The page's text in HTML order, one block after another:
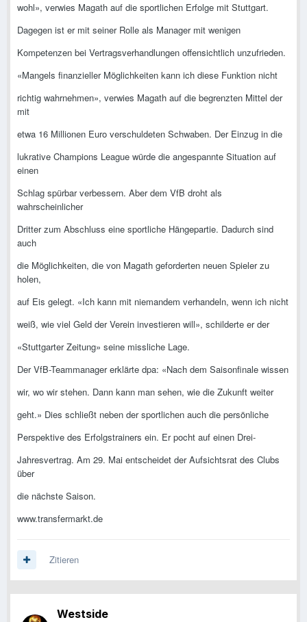
wohl», verwies Magath auf die sportlichen Erfolge mit Stuttgart.
Dagegen ist er mit seiner Rolle als Manager mit wenigen
Kompetenzen bei Vertragsverhandlungen offensichtlich unzufrieden.
«Mangels finanzieller Möglichkeiten kann ich diese Funktion nicht
richtig wahrnehmen», verwies Magath auf die begrenzten Mittel der
mit
etwa 16 Millionen Euro verschuldeten Schwaben. Der Einzug in die
lukrative Champions League würde die angespannte Situation auf
einen
Schlag spürbar verbessern. Aber dem VfB droht als
wahrscheinlicher
Dritter zum Abschluss eine sportliche Hängepartie. Dadurch sind
auch
die Möglichkeiten, die von Magath geforderten neuen Spieler zu
holen,
auf Eis gelegt. «Ich kann mit niemandem verhandeln, wenn ich nicht
weiß, wie viel Geld der Verein investieren will», schilderte er der
«Stuttgarter Zeitung» seine missliche Lage.
Der VfB-Teammanager erklärte dpa: «Nach dem Saisonfinale wissen
wir, wo wir stehen. Dann kann man sehen, wie die Zukunft weiter
geht.» Dies schließt neben der sportlichen auch die persönliche
Perspektive des Erfolgstrainers ein. Er pocht auf einen Drei-
Jahresvertrag. Am 29. Mai entscheidet der Aufsichtsrat des Clubs
über
die nächste Saison.
www.transfermarkt.de
Zitieren
Westside